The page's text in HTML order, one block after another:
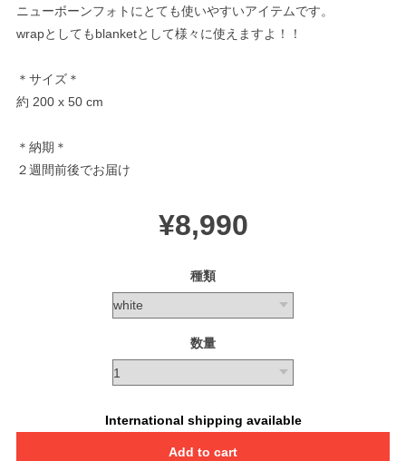
ニューボーンフォトにとても使いやすいアイテムです。
wrapとしてもblanketとして様々に使えますよ！！
＊サイズ＊
約 200 x 50 cm
＊納期＊
２週間前後でお届け
¥8,990
種類
数量
International shipping available
Add to cart